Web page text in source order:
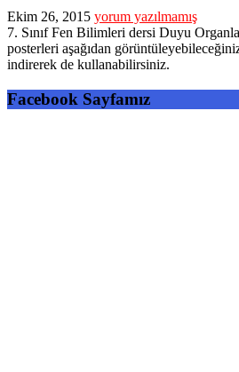
Ekim 26, 2015 yorum yazılmamış
7. Sınıf Fen Bilimleri dersi Duyu
posterleri aşağıdan
indirerek de kullanabilirsiniz.
Facebook Sayfamız